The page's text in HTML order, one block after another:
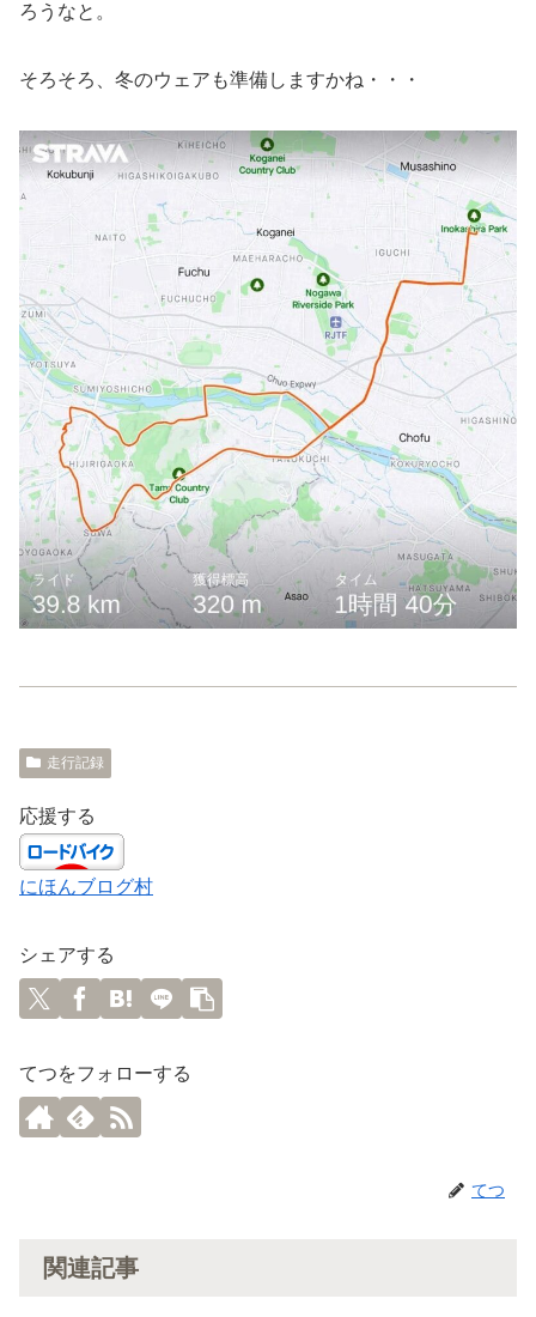
ろうなと。
そろそろ、冬のウェアも準備しますかね・・・
走行記録
応援する
にほんブログ村
シェアする
てつをフォローする
てつ
関連記事